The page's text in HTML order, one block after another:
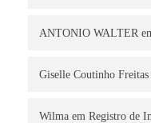
ANTONIO WALTER
Giselle Coutinho Freitas
Wilma em Registro de